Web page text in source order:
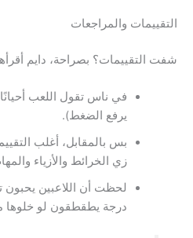
التقييمات والمراجعات
شفت التقييمات؟ بصراحة، دايم
في ناس تقول اللعب
يرفع الضغط).
بس بالمقابل، أغلب
زي الخرائط والأزياء
لحظت أن اللاعبين يحبون
درجة يطقطقون لو خلوها